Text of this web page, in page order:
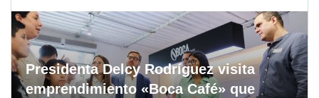
Presidenta Delcy Rodríguez visita
emprendimiento «Boca Café» que